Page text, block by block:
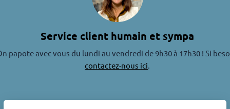
Service client humain et sympa
papote avec vous du lundi au vendredi de 9h30 à 17h30 ! Si
contactez-nous ici